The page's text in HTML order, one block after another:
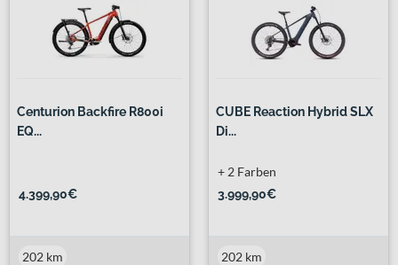
Centurion Backfire R800i
EQ...
4.399,90€
202 km
CUBE Reaction Hybrid SLX
Di...
3.999,90€
+ 2 Farben
202 km